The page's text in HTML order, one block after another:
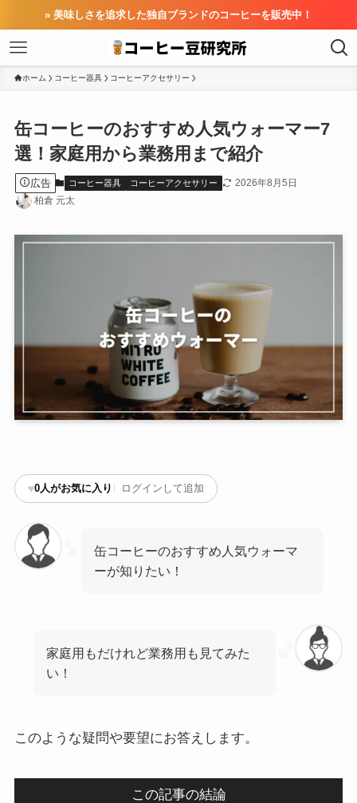
» 美味しさを追求した独自ブランドのコーヒーを販売中！
ホーム コーヒー器具 コーヒーアクセサリー
缶コーヒーのおすすめ人気ウォーマー7
選！家庭用から業務用まで紹介
広告 コーヒー器具 コーヒーアクセサリー
2026年8月5日
柏倉 元太
♥0人がお気に入り ログインして追加
缶コーヒーのおすすめ人気ウォーマ
ーが知りたい！
家庭用もだけれど業務用も見てみた
い！
このような疑問や要望にお答えします。
この記事の結論